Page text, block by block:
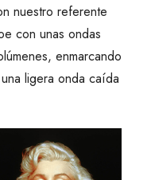
nuestro referente
con unas ondas
enmarcando
ligera onda caída